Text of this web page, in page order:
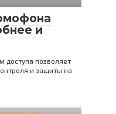
и
доступа позволяет
и защиты на